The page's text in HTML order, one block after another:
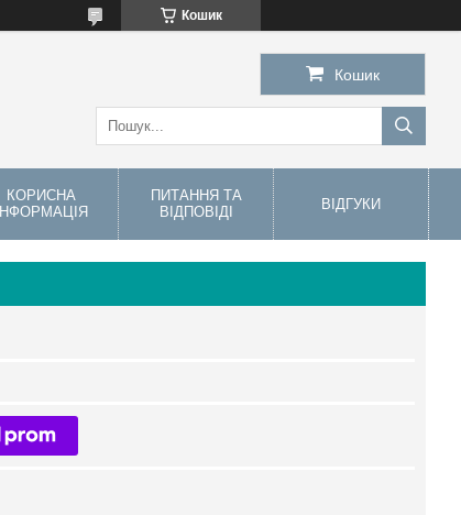
Кошик
Кошик
КОРИСНА
ІНФОРМАЦІЯ
ПИТАННЯ ТА
ВІДПОВІДІ
ВІДГУКИ